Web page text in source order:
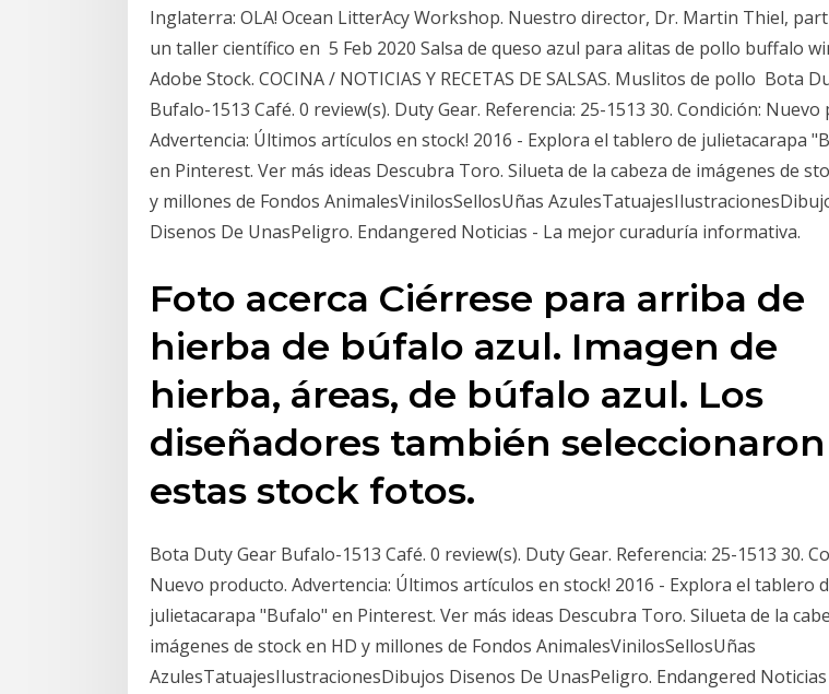
Inglaterra: OLA! Ocean LitterAcy Workshop. Nuestro director, Dr. Martin Thiel,
un taller científico en 5 Feb 2020 Salsa de queso azul para alitas de pollo buffalo
Adobe Stock. COCINA / NOTICIAS Y RECETAS DE SALSAS. Muslitos de pollo Bota
Bufalo-1513 Café. 0 review(s). Duty Gear. Referencia: 25-1513 30. Condición: Nuevo
Advertencia: Últimos artículos en stock! 2016 - Explora el tablero de julietacarapa
en Pinterest. Ver más ideas Descubra Toro. Silueta de la cabeza de imágenes de
y millones de Fondos AnimalesVinilosSellosUñas
Disenos De UnasPeligro. Endangered Noticias - La mejor curaduría informativa.
Foto acerca Ciérrese para arriba de
hierba de búfalo azul. Imagen de
hierba, áreas, de búfalo azul. Los
diseñadores también seleccionaron
estas stock fotos.
Bota Duty Gear Bufalo-1513 Café. 0 review(s). Duty Gear. Referencia: 25-1513 30.
Nuevo producto. Advertencia: Últimos artículos en stock! 2016 - Explora el tablero
julietacarapa "Bufalo" en Pinterest. Ver más ideas Descubra Toro. Silueta de la
imágenes de stock en HD y millones de Fondos AnimalesVinilosSellosUñas
AzulesTatuajesIlustracionesDibujos Disenos De UnasPeligro. Endangered Noticias